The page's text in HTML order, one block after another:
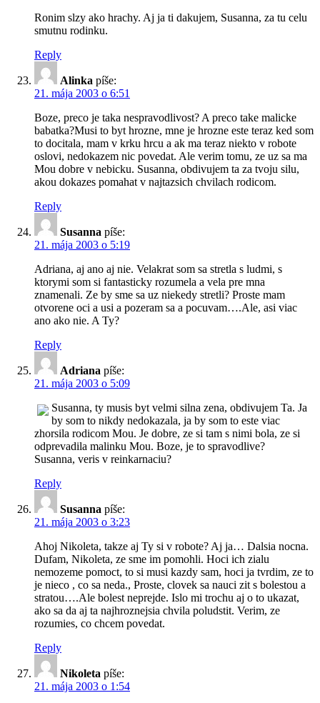
Ronim slzy ako hrachy. Aj ja ti dakujem, Susanna, za tu celu
smutnu rodinku.
Reply
Alinka píše:
21. mája 2003 o 6:51
Boze, preco je taka nespravodlivost? A preco take malicke
babatka?Musi to byt hrozne, mne je hrozne este teraz ked som
to docitala, mam v krku hrcu a ak ma teraz niekto v robote
oslovi, nedokazem nic povedat. Ale verim tomu, ze uz sa ma
Mou dobre v nebicku. Susanna, obdivujem ta za tvoju silu,
akou dokazes pomahat v najtazsich chvilach rodicom.
Reply
Susanna píše:
21. mája 2003 o 5:19
Adriana, aj ano aj nie. Velakrat som sa stretla s ludmi, s
ktorymi som si fantasticky rozumela a vela pre mna
znamenali. Ze by sme sa uz niekedy stretli? Proste mam
otvorene oci a usi a pozeram sa a pocuvam….Ale, asi viac
ano ako nie. A Ty?
Reply
Adriana píše:
21. mája 2003 o 5:09
Susanna, ty musis byt velmi silna zena, obdivujem Ta. Ja
by som to nikdy nedokazala, ja by som to este viac
zhorsila rodicom Mou. Je dobre, ze si tam s nimi bola, ze si
odprevadila malinku Mou. Boze, je to spravodlive?
Susanna, veris v reinkarnaciu?
Reply
Susanna píše:
21. mája 2003 o 3:23
Ahoj Nikoleta, takze aj Ty si v robote? Aj ja… Dalsia nocna.
Dufam, Nikoleta, ze sme im pomohli. Hoci ich zialu
nemozeme pomoct, to si musi kazdy sam, hoci ja tvrdim, ze to
je nieco , co sa neda., Proste, clovek sa nauci zit s bolestou a
stratou….Ale bolest neprejde. Islo mi trochu aj o to ukazat,
ako sa da aj ta najhroznejsia chvila poludstit. Verim, ze
rozumies, co chcem povedat.
Reply
Nikoleta píše:
21. mája 2003 o 1:54